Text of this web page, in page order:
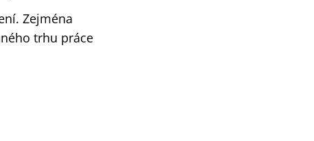
Zejména
trhu práce